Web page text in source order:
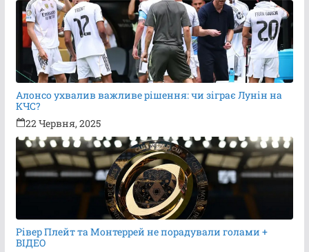
Алонсо ухвалив важливе рішення: чи зіграє Лунін на
КЧС?
22 Червня, 2025
Рівер Плейт та Монтеррей не порадували голами +
ВІДЕО